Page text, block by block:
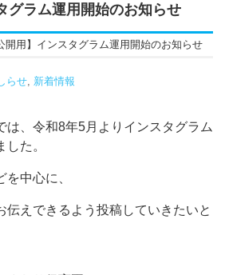
グラム運用開始のお知らせ
開用】インスタグラム運用開始のお知らせ
らせ, 新着情報
は、令和8年5月よりインスタグラム
た。
中心に、
伝えできるよう投稿していきたいと